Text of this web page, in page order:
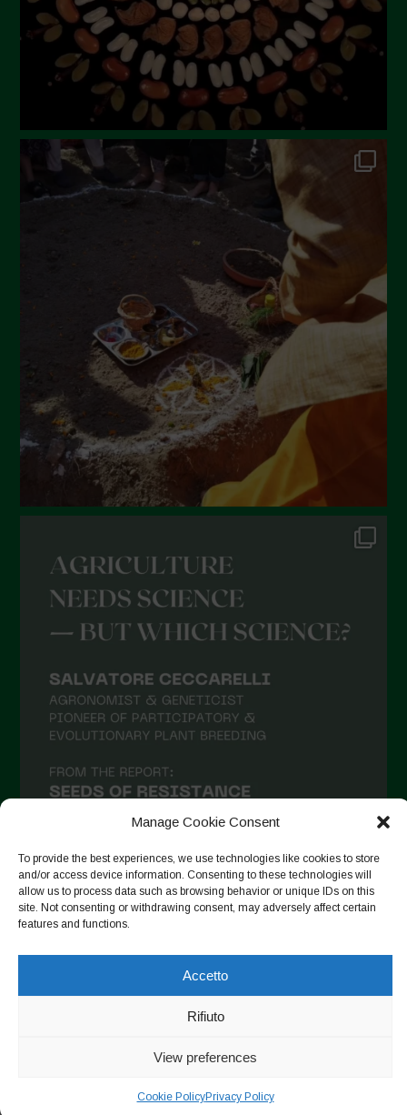
Manage Cookie Consent
To provide the best experiences, we use technologies like cookies to store
and/or access device information. Consenting to these technologies will
allow us to process data such as browsing behavior or unique IDs on this
site. Not consenting or withdrawing consent, may adversely affect certain
features and functions.
Accetto
Rifiuto
View preferences
Cookie PolicyPrivacy Policy
Marzo 2023
Febbraio 2023
Dicembre 2022
Novembre 2022
Ottobre 2022
Settembre 2022
Aprile 2022
Marzo 2022
Febbraio 2022
Gennaio 2022
Dicembre 2021
Novembre 2021
Settembre 2021
Agosto 2021
Luglio 2021
Aprile 2021
Febbraio 2021
Dicembre 2020
Novembre 2020
Ottobre 2020 Segui su Instagram
Copyright © 2026. All rights reserved.Privacy Policy-